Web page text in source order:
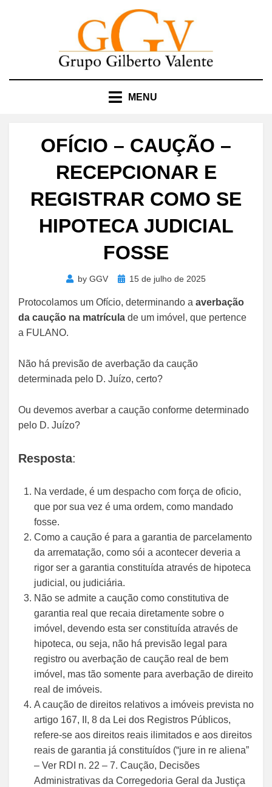
MENU
OFÍCIO – CAUÇÃO –
RECEPCIONAR E
REGISTRAR COMO SE
HIPOTECA JUDICIAL
FOSSE
by GGV
Posted15 de julho de 2025
Protocolamos um Ofício, determinando a averbação
da caução na matrícula de um imóvel, que pertence
a FULANO.
Não há previsão de averbação da caução
determinada pelo D. Juízo, certo?
Ou devemos averbar a caução conforme determinado
pelo D. Juízo?
Resposta:
Na verdade, é um despacho com força de oficio,
que por sua vez é uma ordem, como mandado
fosse.
Como a caução é para a garantia de parcelamento
da arrematação, como sói a acontecer deveria a
rigor ser a garantia constituída através de hipoteca
judicial, ou judiciária.
Não se admite a caução como constitutiva de
garantia real que recaia diretamente sobre o
imóvel, devendo esta ser constituída através de
hipoteca, ou seja, não há previsão legal para
registro ou averbação de caução real de bem
imóvel, mas tão somente para averbação de direito
real de imóveis.
A caução de direitos relativos a imóveis prevista no
artigo 167, II, 8 da Lei dos Registros Públicos,
refere-se aos direitos reais ilimitados e aos direitos
reais de garantia já constituídos (“jure in re aliena”
– Ver RDI n. 22 – 7. Caução, Decisões
Administrativas da Corregedoria Geral da Justiça